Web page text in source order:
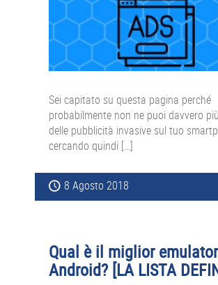
Sei capitato su questa pagina perché
probabilmente non ne puoi davvero più
delle pubblicità invasive sul tuo
cercando quindi […]
8 Agosto 2018
Qual è il miglior
Android? [LA LISTA